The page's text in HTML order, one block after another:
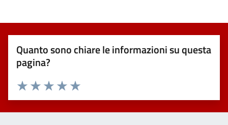
Quanto sono chiare le informazioni su questa
pagina?
Valuta 5 stelle su 5
Valuta 4 stelle su 5
Valuta 3 stelle su 5
Valuta 2 stelle su 5
Valuta 1 stelle su 5